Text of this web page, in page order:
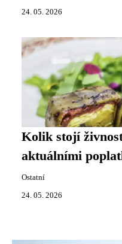
24. 05. 2026
Kolik stojí
aktuálními
Ostatní
24. 05. 2026